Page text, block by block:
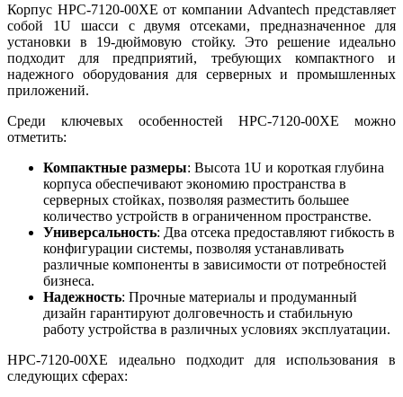
Корпус HPC-7120-00XE от компании Advantech представляет
собой 1U шасси с двумя отсеками, предназначенное для
установки в 19-дюймовую стойку. Это решение идеально
подходит для предприятий, требующих компактного и
надежного оборудования для серверных и промышленных
приложений.
Среди ключевых особенностей HPC-7120-00XE можно
отметить:
Компактные размеры: Высота 1U и короткая глубина
корпуса обеспечивают экономию пространства в
серверных стойках, позволяя разместить большее
количество устройств в ограниченном пространстве.
Универсальность: Два отсека предоставляют гибкость в
конфигурации системы, позволяя устанавливать
различные компоненты в зависимости от потребностей
бизнеса.
Надежность: Прочные материалы и продуманный
дизайн гарантируют долговечность и стабильную
работу устройства в различных условиях эксплуатации.
HPC-7120-00XE идеально подходит для использования в
следующих сферах: